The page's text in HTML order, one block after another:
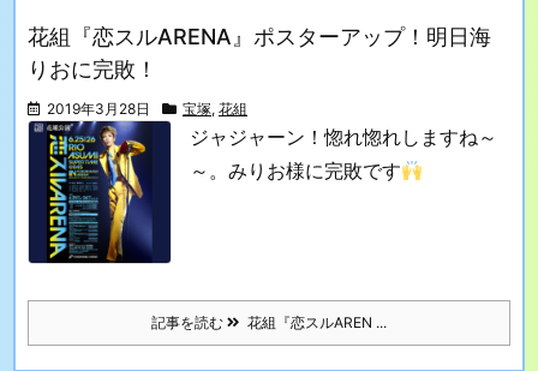
花組『恋スルARENA』ポスターアップ！明日海
りおに完敗！
2019年3月28日 宝塚, 花組
ジャジャーン！惚れ惚れしますね～
～。 みりお様に完敗です
記事を読む 花組『恋スルAREN ...